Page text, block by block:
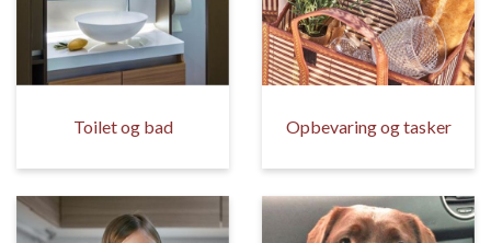
Toilet og bad Opbevaring og tasker